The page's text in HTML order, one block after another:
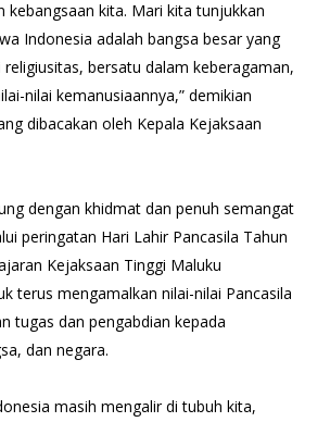
kebangsaan kita. Mari kita tunjukkan
Indonesia adalah bangsa besar yang
bersatu dalam keberagaman,
nilai kemanusiaannya,” demikian
dibacakan oleh Kepala Kejaksaan
dengan khidmat dan penuh semangat
peringatan Hari Lahir Pancasila Tahun
Kejaksaan Tinggi Maluku
terus mengamalkan nilai-nilai Pancasila
tugas dan pengabdian kepada
dan negara.
masih mengalir di tubuh kita,